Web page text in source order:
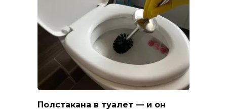
Полстакана в туалет — и он